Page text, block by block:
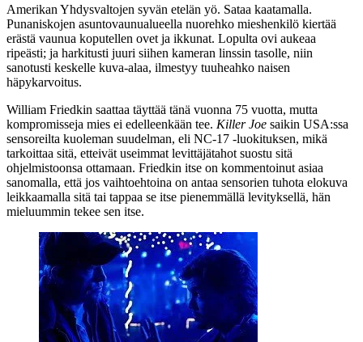
Amerikan Yhdysvaltojen syvän etelän yö. Sataa kaatamalla.
Punaniskojen asuntovaunualueella nuorehko mieshenkilö kiertää
erästä vaunua koputellen ovet ja ikkunat. Lopulta ovi aukeaa
ripeästi; ja harkitusti juuri siihen kameran linssin tasolle, niin
sanotusti keskelle kuva-alaa, ilmestyy tuuheahko naisen
häpykarvoitus.
William Friedkin saattaa täyttää tänä vuonna 75 vuotta, mutta
kompromisseja mies ei edelleenkään tee. Killer Joe saikin USA:ssa
sensoreilta kuoleman suudelman, eli NC‑17 ‑luokituksen, mikä
tarkoittaa sitä, etteivät useimmat levittäjätahot suostu sitä
ohjelmistoonsa ottamaan. Friedkin itse on kommentoinut asiaa
sanomalla, että jos vaihtoehtoina on antaa sensorien tuhota elokuva
leikkaamalla sitä tai tappaa se itse pienemmällä levityksellä, hän
mieluummin tekee sen itse.